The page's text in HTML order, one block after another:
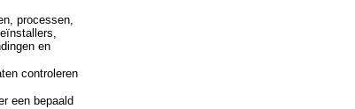
processen,
en
controleren
een bepaald